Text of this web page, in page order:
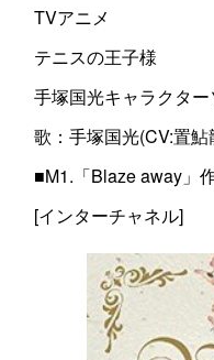
TVアニメ
テニスの王子様
手塚国光キャラクター
歌：手塚国光(CV:置鮎
■M1.「Blaze away」
[インターチャネル]